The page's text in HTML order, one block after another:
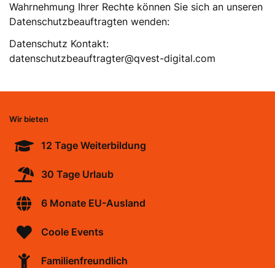
Wahrnehmung Ihrer Rechte können Sie sich an unseren
Datenschutzbeauftragten wenden:
Datenschutz Kontakt:
datenschutzbeauftragter@qvest-digital.com
Wir bieten
12 Tage Weiterbildung
30 Tage Urlaub
6 Monate EU-Ausland
Coole Events
Familienfreundlich